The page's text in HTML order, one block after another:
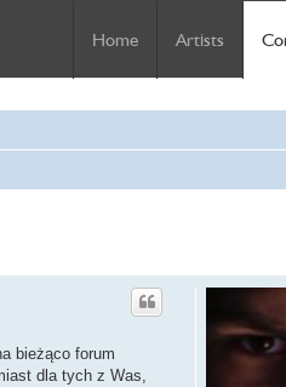
Home Artists
bieżąco forum
dla tych z Was,